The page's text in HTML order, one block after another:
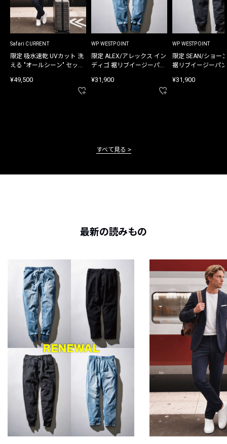
Safari CURRENT
限定 吸水速乾 UVカット 洗
える "オールシーン" セット
¥49,500
WP WESTPOINT
限定 ALEX/アレックス イン
ディゴ 裾リブイージーパン
¥31,900
WP WESTPOINT
限定 SEAN/ショー
裾リブイージーパ
¥31,900
すべて見る
最新の読みもの